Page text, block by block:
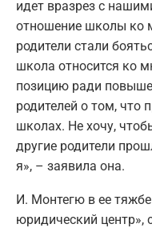
идет вразрез с
отношение школы ко
родители стали
школа относится ко
позицию ради
родителей о том, что
школах. Не хочу,
другие родители
я», – заявила она.
И. Монтегю в ее
юридический центр»,